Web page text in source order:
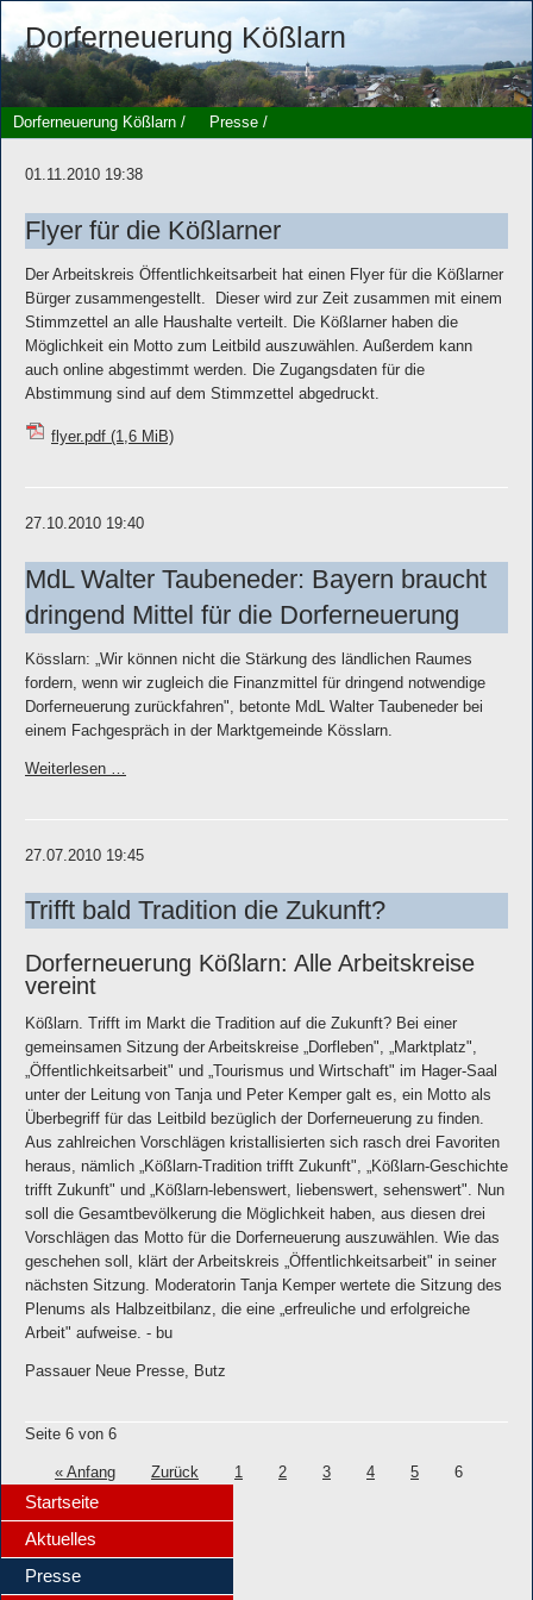
Dorferneuerung Kößlarn
Dorferneuerung Kößlarn / Presse /
01.11.2010 19:38
Flyer für die Kößlarner
Der Arbeitskreis Öffentlichkeitsarbeit hat einen Flyer für die Kößlarner
Bürger zusammengestellt. Dieser wird zur Zeit zusammen mit einem
Stimmzettel an alle Haushalte verteilt. Die Kößlarner haben die
Möglichkeit ein Motto zum Leitbild auszuwählen. Außerdem kann
auch online abgestimmt werden. Die Zugangsdaten für die
Abstimmung sind auf dem Stimmzettel abgedruckt.
flyer.pdf (1,6 MiB)
27.10.2010 19:40
MdL Walter Taubeneder: Bayern braucht
dringend Mittel für die Dorferneuerung
Kösslarn: „Wir können nicht die Stärkung des ländlichen Raumes
fordern, wenn wir zugleich die Finanzmittel für dringend notwendige
Dorferneuerung zurückfahren", betonte MdL Walter Taubeneder bei
einem Fachgespräch in der Marktgemeinde Kösslarn.
Weiterlesen …
27.07.2010 19:45
Trifft bald Tradition die Zukunft?
Dorferneuerung Kößlarn: Alle Arbeitskreise
vereint
Kößlarn. Trifft im Markt die Tradition auf die Zukunft? Bei einer
gemeinsamen Sitzung der Arbeitskreise „Dorfleben", „Marktplatz",
„Öffentlichkeitsarbeit" und „Tourismus und Wirtschaft" im Hager-Saal
unter der Leitung von Tanja und Peter Kemper galt es, ein Motto als
Überbegriff für das Leitbild bezüglich der Dorferneuerung zu finden.
Aus zahlreichen Vorschlägen kristallisierten sich rasch drei Favoriten
heraus, nämlich „Kößlarn-Tradition trifft Zukunft", „Kößlarn-Geschichte
trifft Zukunft" und „Kößlarn-lebenswert, liebenswert, sehenswert". Nun
soll die Gesamtbevölkerung die Möglichkeit haben, aus diesen drei
Vorschlägen das Motto für die Dorferneuerung auszuwählen. Wie das
geschehen soll, klärt der Arbeitskreis „Öffentlichkeitsarbeit" in seiner
nächsten Sitzung. Moderatorin Tanja Kemper wertete die Sitzung des
Plenums als Halbzeitbilanz, die eine „erfreuliche und erfolgreiche
Arbeit" aufweise. - bu
Passauer Neue Presse, Butz
Seite 6 von 6
« Anfang Zurück 1 2 3 4 5 6
Startseite
Aktuelles
Presse